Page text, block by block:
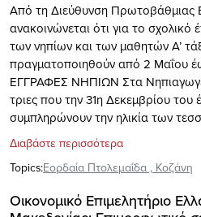
Από τη Διεύθυνση Πρωτοβάθμιας
ανακοινώνεται ότι για το σχολικό
των νηπίων και των μαθητών Α’
πραγματοποιηθούν από 2 Μαΐου
ΕΓΓΡΑΦΕΣ ΝΗΠΙΩΝ Στα
τριες που την 31η Δεκεμβρίου του
συμπληρώνουν την ηλικία των
Διαβάστε περισσότερα
Topics:Εορδαία Πτολεμαΐδα , Κοζάνη
Oικονομικό Επιμελητήριο